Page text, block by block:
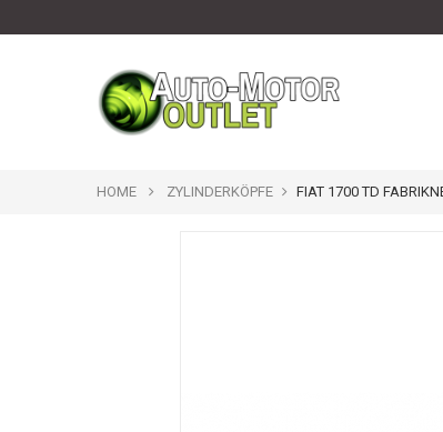
HOME ZYLINDERKÖPFE FIAT 1700 TD